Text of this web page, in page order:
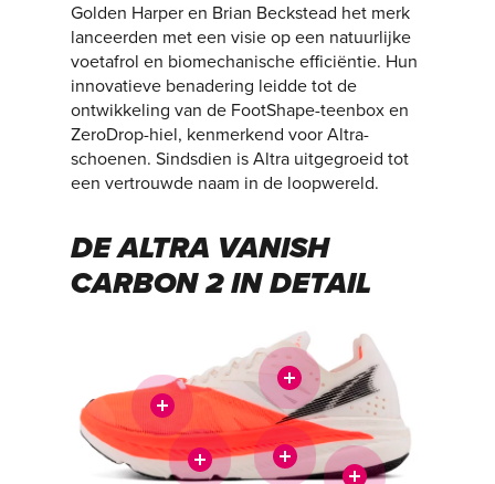
Golden Harper en Brian Beckstead het merk
lanceerden met een visie op een natuurlijke
voetafrol en biomechanische efficiëntie. Hun
innovatieve benadering leidde tot de
ontwikkeling van de FootShape-teenbox en
ZeroDrop-hiel, kenmerkend voor Altra-
schoenen. Sindsdien is Altra uitgegroeid tot
een vertrouwde naam in de loopwereld.
DE ALTRA VANISH
CARBON 2 IN DETAIL